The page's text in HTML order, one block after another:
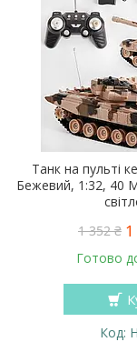
Танк на пульті
Бежевий, 1:32, 40
1 352 ₴
Готово